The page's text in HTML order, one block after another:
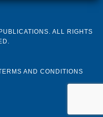
ALL RIGHTS
AND CONDITIONS